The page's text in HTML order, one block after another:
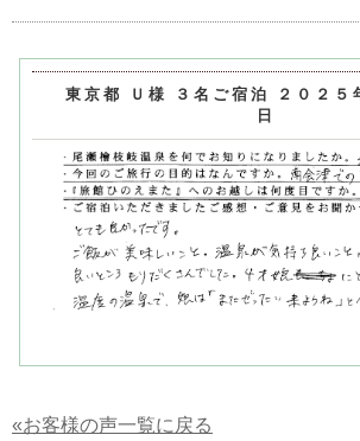
東京都 Ｕ様 ３名ご宿泊 ２０２５
日
«お客様の声一覧に戻る